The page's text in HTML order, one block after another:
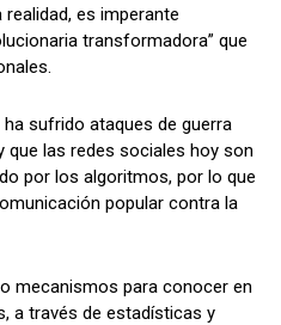
es imperante
transformadora” que
sufrido ataques de guerra
que las redes sociales hoy son
por los algoritmos, por lo que
popular contra la
mecanismos para conocer en
a través de estadísticas y